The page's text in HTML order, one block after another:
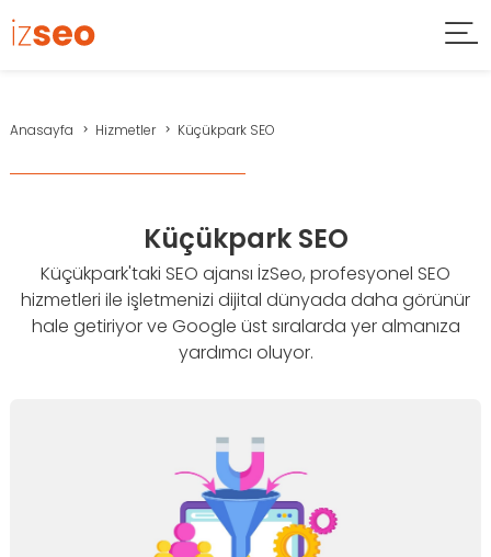
Anasayfa Hizmetler Küçükpark SEO
Küçükpark SEO
Küçükpark'taki SEO ajansı İzSeo, profesyonel SEO
hizmetleri ile işletmenizi dijital dünyada daha görünür
hale getiriyor ve Google üst sıralarda yer almanıza
yardımcı oluyor.